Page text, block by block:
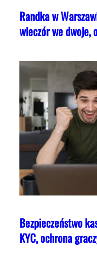
Randka w
wieczór we dwoje,
Bezpieczeństwo
KYC, ochrona